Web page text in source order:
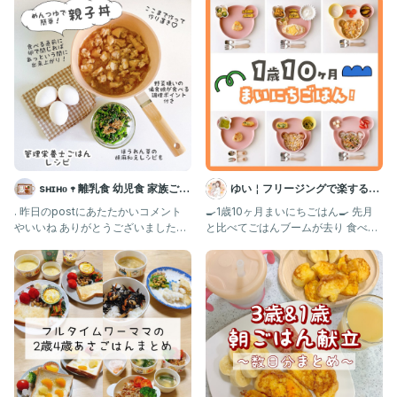
軽くラップをして1分チンする。
③全体を軽く混ぜ、さらに1分〜1分半チンする。
※火が通ってなければさらに追加で加熱してね！
④お好みでカットしたら完成！
ケチャップを少しつけても美味しいよ〜！
今回はヨーグルトもあったので半分はお昼ご飯に♡
——————————————
最後までご覧いただき、
ありがとうございます🤎
▷▶︎【相談希望！】とDMしてね🤍
＊〇ヶ月から食べられるレシピが知りたい！
＊この材料使ったレシピ教えて！
などあればぜひコメント欄で教えてください🌱
まい 管理栄養士｜食材で選ぶ1歳ごはん｜離乳食・幼児食
👉 @mai_gohan_kids
sʜɪʜᴏ 𖥧 離乳食 幼児食 家族ごは
ん
. 昨日のpostにあたたかいコメント
やいいね ありがとうございました♡
ゆい￤フリージングで楽する離
乳食 幼児食 | 簡単作りおき
🍳1歳10ヶ月まいにちごはん🍳 先月
と比べてごはんブームが去り 食べム